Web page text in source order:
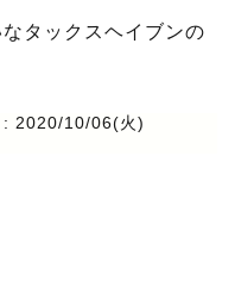
タックスヘイブンの
: 2020/10/06(火)